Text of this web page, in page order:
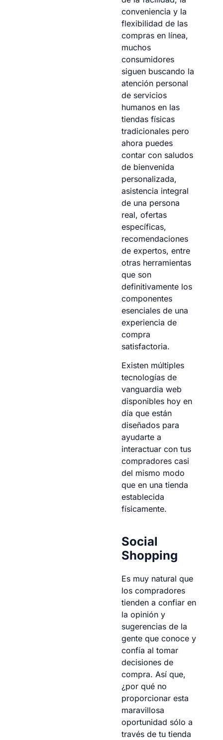
conveniencia y la
flexibilidad de las
compras en línea,
muchos
consumidores
siguen buscando la
atención personal
de servicios
humanos en las
tiendas físicas
tradicionales pero
ahora puedes
contar con saludos
de bienvenida
personalizada,
asistencia integral
de una persona
real, ofertas
específicas,
recomendaciones
de expertos, entre
otras herramientas
que son
definitivamente los
componentes
esenciales de una
experiencia de
compra
satisfactoria.
Existen múltiples
tecnologías de
vanguardia web
disponibles hoy en
día que están
diseñados para
ayudarte a
interactuar con tus
compradores casi
del mismo modo
que en una tienda
establecida
físicamente.
Social
Shopping
Es muy natural que
los compradores
tienden a confiar en
la opinión y
sugerencias de la
gente que conoce y
confía al tomar
decisiones de
compra. Así que,
¿por qué no
proporcionar esta
maravillosa
oportunidad sólo a
través de tu tienda